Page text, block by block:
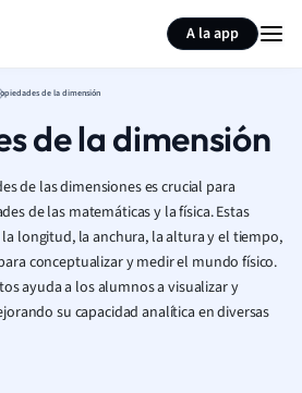
A la app
de la dimensión
de la dimensión
de las dimensiones es crucial para
de las matemáticas y la física. Estas
longitud, la anchura, la altura y el tiempo,
conceptualizar y medir el mundo físico.
ayuda a los alumnos a visualizar y
su capacidad analítica en diversas
Resumir página